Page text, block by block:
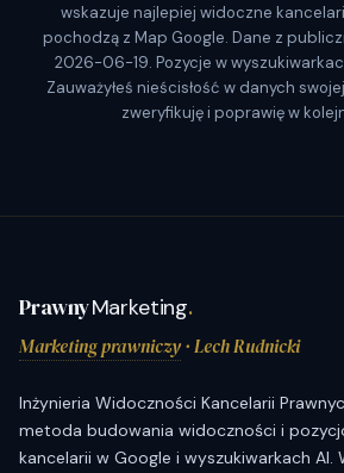
wskazuje najlepiej widoczne
pochodzą z Map Google. Dane z
2026-06-19. Pozycje w
Zauważyłeś nieścisłość w danych
zweryfikuję i poprawię w
PrawnyMarketing.
Marketing prawniczy· Lech Rudnicki
Inżynieria Widoczności Kancelarii
metoda budowania widoczności i
kancelarii w Google i wyszukiwarkach AI.